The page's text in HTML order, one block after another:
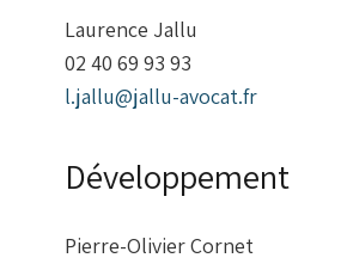
Laurence Jallu
02 40 69 93 93
l.jallu@jallu-avocat.fr
Développement
Pierre-Olivier Cornet